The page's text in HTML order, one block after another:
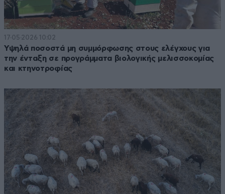
17·05·2026 10:02
Υψηλά ποσοστά μη συμμόρφωσης στους ελέγχους για
την ένταξη σε προγράμματα βιολογικής μελισσοκομίας
και κτηνοτροφίας